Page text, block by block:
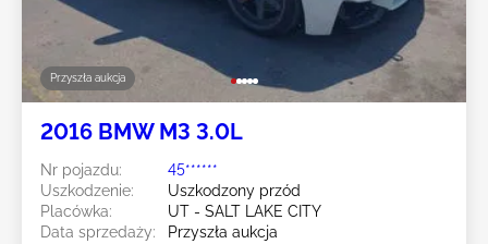
Przyszła aukcja
2016 BMW M3 3.0L
Nr pojazdu:
45******
Uszkodzenie:
Uszkodzony przód
Placówka:
UT - SALT LAKE CITY
Data sprzedaży:
Przyszła aukcja